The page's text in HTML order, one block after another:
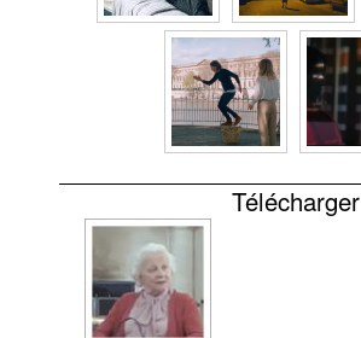
Télécharger